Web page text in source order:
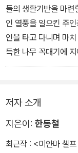
곳이기도 하다.
<루앙프라방 Luang
들의 생활기반을 마
인 열풍을 일으킨 주
인을 타고 다니며 마
득한 나무 꼭대기에
라보거나, 어두운 밤,
자.
<기번 익스피리언
저자 소개
지은이: 한동철
최근작 : <미얀마 셀